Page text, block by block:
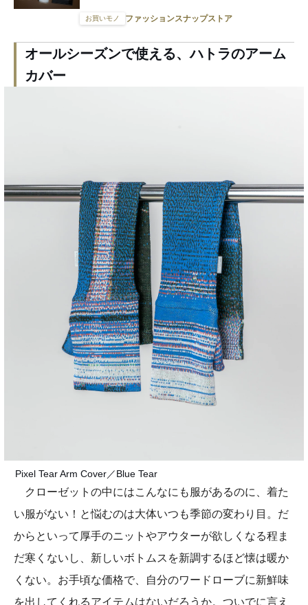
お買いモノ ファッションスナップストア
オールシーズンで使える、ハトラのアーム
カバー
Pixel Tear Arm Cover／Blue Tear
クローゼットの中にはこんなにも服があるのに、着た
い服がない！と悩むのは大体いつも季節の変わり目。だ
からといって厚手のニットやアウターが欲しくなる程ま
だ寒くないし、新しいボトムスを新調するほど懐は暖か
くない。お手頃な価格で、自分のワードローブに新鮮味
を出してくれるアイテムはないだろうか。ついでに言え